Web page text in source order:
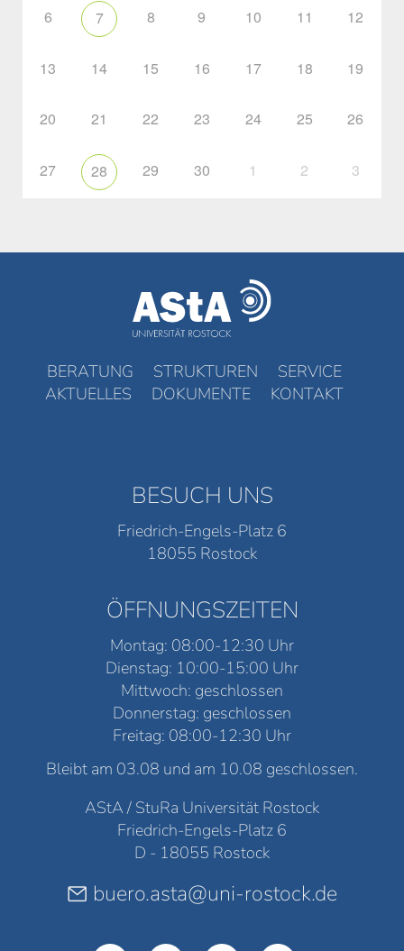
6 7 8 9 10 11 12
13 14 15 16 17 18 19
20 21 22 23 24 25 26
27 28 29 30 1 2 3
BERATUNG STRUKTUREN
SERVICE
AKTUELLES
DOKUMENTE KONTAKT
BESUCH UNS
Friedrich-Engels-Platz 6
18055 Rostock
ÖFFNUNGSZEITEN
Montag: 08:00-12:30 Uhr
Dienstag: 10:00-15:00 Uhr
Mittwoch: geschlossen
Donnerstag: geschlossen
Freitag: 08:00-12:30 Uhr
Bleibt am 03.08 und am 10.08 geschlossen.
AStA / StuRa Universität Rostock
Friedrich-Engels-Platz 6
D - 18055 Rostock
buero.asta@uni-rostock.de